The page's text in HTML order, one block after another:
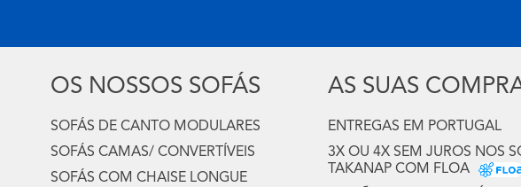
OS NOSSOS SOFÁS
SOFÁS DE CANTO MODULARES
SOFÁS CAMAS/ CONVERTÍVEIS
SOFÁS COM CHAISE LONGUE
AS SUAS
ENTREGAS EM PORTUGAL
3X OU 4X SEM JUROS NOS
TAKANAP COM FLOA